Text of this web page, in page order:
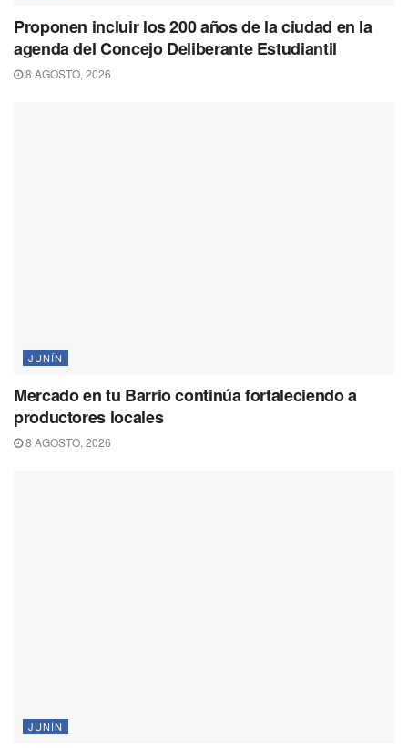
Proponen incluir los 200 años de la ciudad en la
agenda del Concejo Deliberante Estudiantil
8 AGOSTO, 2026
JUNÍN
Mercado en tu Barrio continúa fortaleciendo a
productores locales
8 AGOSTO, 2026
JUNÍN